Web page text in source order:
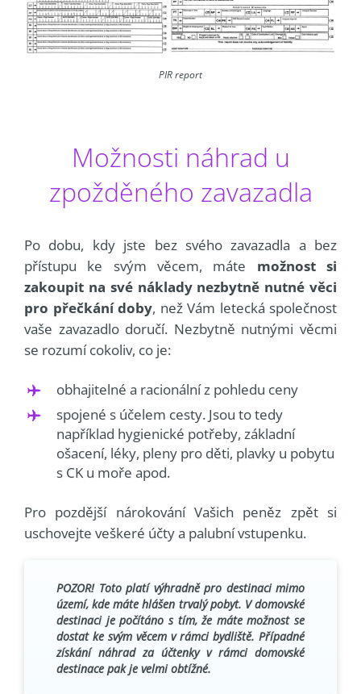
PIR report
Možnosti náhrad u
zpožděného zavazadla
Po dobu, kdy jste bez svého zavazadla a bez
přístupu ke svým věcem, máte možnost si
zakoupit na své náklady nezbytně nutné věci
pro přečkání doby, než Vám letecká společnost
vaše zavazadlo doručí. Nezbytně nutnými věcmi
se rozumí cokoliv, co je:
obhajitelné a racionální z pohledu ceny
spojené s účelem cesty. Jsou to tedy
například hygienické potřeby, základní
ošacení, léky, pleny pro děti, plavky u pobytu
s CK u moře apod.
Pro pozdější nárokování Vašich peněz zpět si
uschovejte veškeré účty a palubní vstupenku.
POZOR! Toto platí výhradně pro destinaci mimo
území, kde máte hlášen trvalý pobyt. V domovské
destinaci je počítáno s tím, že máte možnost se
dostat ke svým věcem v rámci bydliště. Případné
získání náhrad za účtenky v rámci domovské
destinace pak je velmi obtížné.